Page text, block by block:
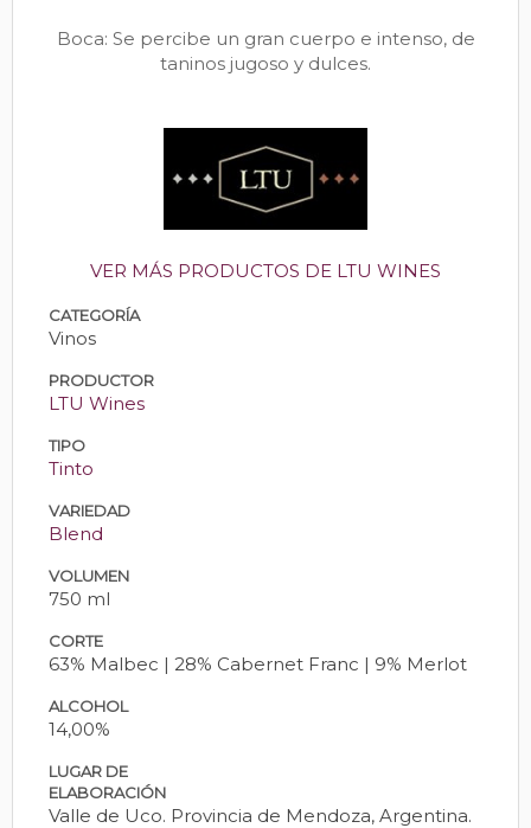
Boca: Se percibe un gran cuerpo e intenso, de
taninos jugoso y dulces.
VER MÁS PRODUCTOS DE LTU WINES
CATEGORÍA
Vinos
PRODUCTOR
LTU Wines
TIPO
Tinto
VARIEDAD
Blend
VOLUMEN
750 ml
CORTE
63% Malbec | 28% Cabernet Franc | 9% Merlot
ALCOHOL
14,00%
LUGAR DE
ELABORACIÓN
Valle de Uco. Provincia de Mendoza, Argentina.